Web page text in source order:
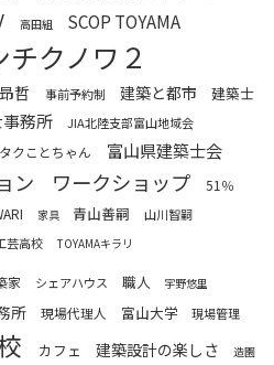
高田組 SCOP TOYAMA
チクノワ２
哲 事前予約制 建築と都市 建築士
務所 JIA北陸支部富山地域会
クことちゃん 富山県建築士会
ン ワークショップ 51％
家具 青山善嗣 山川智嗣
芸高校 TOYAMAキラリ
家 シェアハウス 職人
宇野悠里
所 現場代理人 富山大学 現場管理
カフェ 建築設計の楽しさ 造園